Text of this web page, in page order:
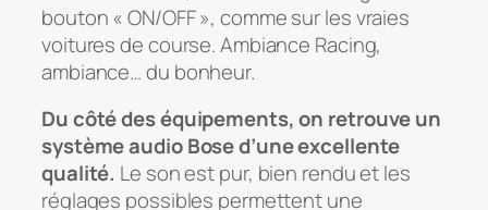
bouton « ON/OFF », comme sur les vraies
voitures de course. Ambiance Racing,
ambiance… du bonheur.
Du côté des équipements, on retrouve un
système audio Bose d’une excellente
qualité. Le son est pur, bien rendu et les
réglages possibles permettent une